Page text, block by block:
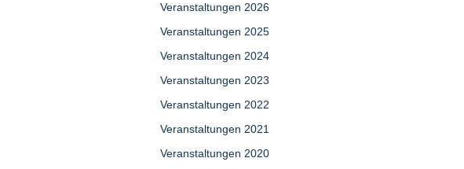
Veranstaltungen 2026
Veranstaltungen 2025
Veranstaltungen 2024
Veranstaltungen 2023
Veranstaltungen 2022
Veranstaltungen 2021
Veranstaltungen 2020